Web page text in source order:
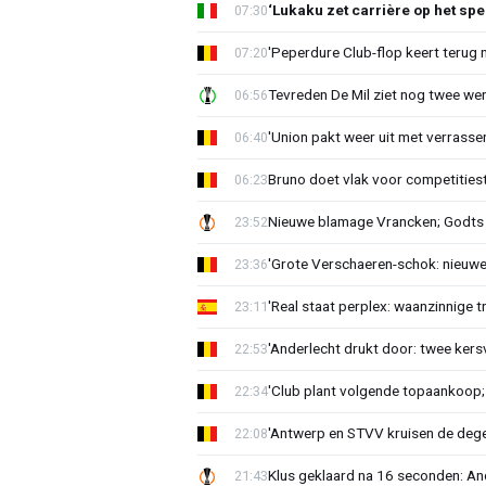
‘Lukaku zet carrière op het
07:30
'Peperdure Club-flop keert terug
07:20
Tevreden De Mil ziet nog twee
06:56
'Union pakt weer uit met
06:40
Bruno doet vlak voor
06:23
Nieuwe blamage Vrancken;
23:52
'Grote Verschaeren-schok:
23:36
'Real staat perplex: waanzinnige
23:11
'Anderlecht drukt door: twee
22:53
'Club plant volgende
22:34
'Antwerp en STVV kruisen de
22:08
Klus geklaard na 16 seconden:
21:43